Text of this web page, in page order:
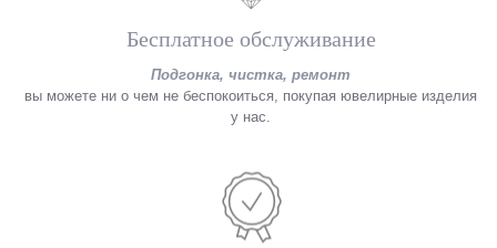
Бесплатное обслуживание
Подгонка, чистка, ремонт
вы можете ни о чем не беспокоиться, покупая ювелирные изделия
у нас.